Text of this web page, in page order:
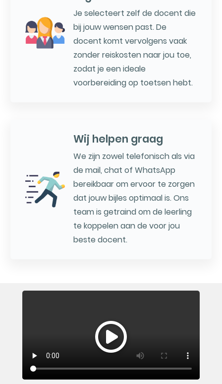
Je selecteert zelf de docent die
bij jouw wensen past. De
docent komt vervolgens vaak
zonder reiskosten naar jou toe,
zodat je een ideale
voorbereiding op toetsen hebt.
Wij helpen graag
We zijn zowel telefonisch als via
de mail, chat of WhatsApp
bereikbaar om ervoor te zorgen
dat jouw bijles optimaal is. Ons
team is getraind om de leerling
te koppelen aan de voor jou
beste docent.